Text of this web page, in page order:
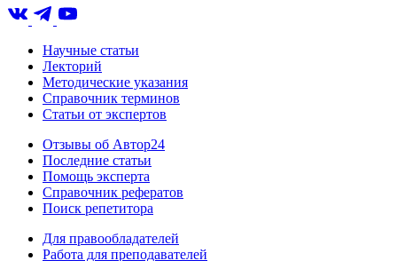
Научные статьи
Лекторий
Методические указания
Справочник терминов
Статьи от экспертов
Отзывы об Автор24
Последние статьи
Помощь эксперта
Справочник рефератов
Поиск репетитора
Для правообладателей
Работа для преподавателей